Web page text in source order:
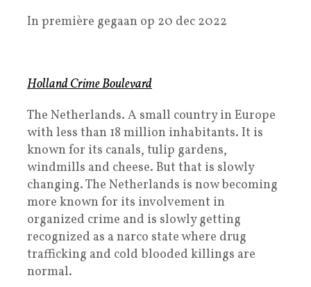
In première gegaan op 20 dec 2022
Holland Crime Boulevard
The Netherlands. A small country in Europe
with less than 18 million inhabitants. It is
known for its canals, tulip gardens,
windmills and cheese. But that is slowly
changing. The Netherlands is now becoming
more known for its involvement in
organized crime and is slowly getting
recognized as a narco state where drug
trafficking and cold blooded killings are
normal.